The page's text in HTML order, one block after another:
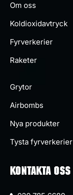
Om oss
Koldioxidavtryck
Fyrverkerier
Raketer
Grytor
Airbombs
Nya produkter
Tysta fyrverkerier
KONTAKTA OSS